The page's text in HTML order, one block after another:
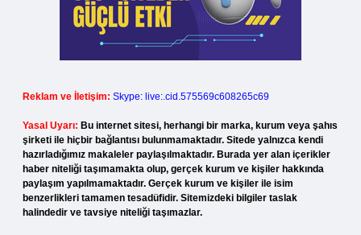
Reklam ve İletişim: Skype: live:.cid.575569c608265c69
Yasal Uyarı: Bu internet sitesi, herhangi bir marka, kurum veya şahıs
şirketi ile hiçbir bağlantısı bulunmamaktadır. Sitede yalnızca kendi
hazırladığımız makaleler paylaşılmaktadır. Burada yer alan içerikler
haber niteliği taşımamakta olup, gerçek kurum ve kişiler hakkında
paylaşım yapılmamaktadır. Gerçek kurum ve kişiler ile isim
benzerlikleri tamamen tesadüfidir. Sitemizdeki bilgiler taslak
halindedir ve tavsiye niteliği taşımazlar.